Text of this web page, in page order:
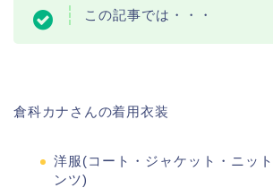
この記事では・・・
倉科カナさんの着用衣装
洋服(コート・ジャケット・ニッ
ンツ)